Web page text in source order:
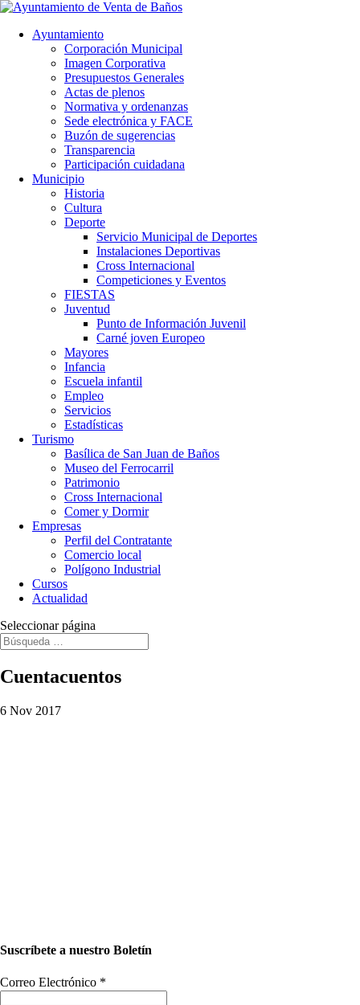
Ayuntamiento
Corporación Municipal
Imagen Corporativa
Presupuestos Generales
Actas de plenos
Normativa y ordenanzas
Sede electrónica y FACE
Buzón de sugerencias
Transparencia
Participación cuidadana
Municipio
Historia
Cultura
Deporte
Servicio Municipal de Deportes
Instalaciones Deportivas
Cross Internacional
Competiciones y Eventos
FIESTAS
Juventud
Punto de Información Juvenil
Carné joven Europeo
Mayores
Infancia
Escuela infantil
Empleo
Servicios
Estadísticas
Turismo
Basílica de San Juan de Baños
Museo del Ferrocarril
Patrimonio
Cross Internacional
Comer y Dormir
Empresas
Perfil del Contratante
Comercio local
Polígono Industrial
Cursos
Actualidad
Seleccionar página
Cuentacuentos
6 Nov 2017
Suscríbete a nuestro Boletín
Correo Electrónico *